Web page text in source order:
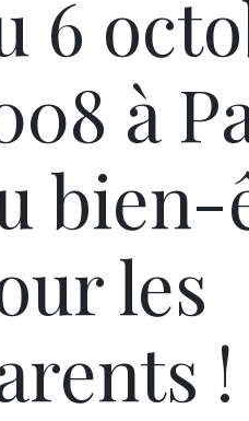
6
à
les
!